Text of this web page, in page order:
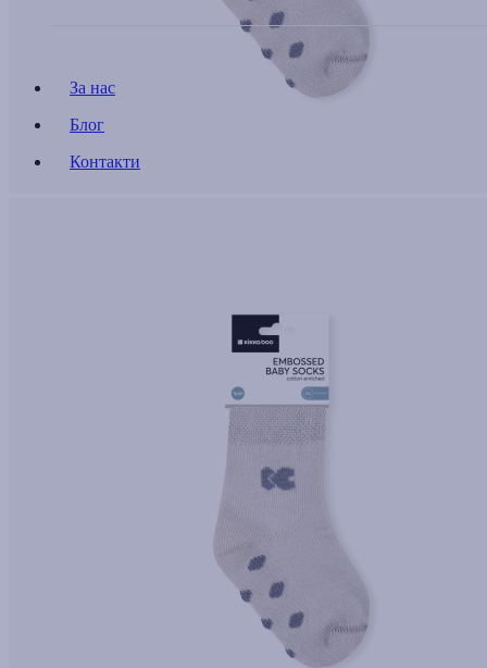
За нас
Блог
Контакти